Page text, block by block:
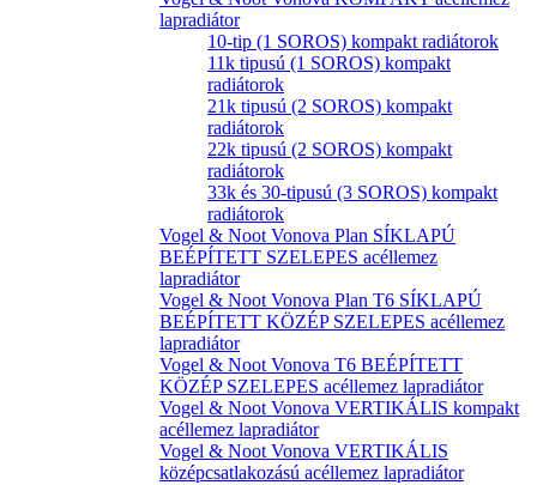
lapradiátor
10-tip (1 SOROS) kompakt radiátorok
11k tipusú (1 SOROS) kompakt
radiátorok
21k tipusú (2 SOROS) kompakt
radiátorok
22k tipusú (2 SOROS) kompakt
radiátorok
33k és 30-tipusú (3 SOROS) kompakt
radiátorok
Vogel & Noot Vonova Plan SÍKLAPÚ
BEÉPÍTETT SZELEPES acéllemez
lapradiátor
Vogel & Noot Vonova Plan T6 SÍKLAPÚ
BEÉPÍTETT KÖZÉP SZELEPES acéllemez
lapradiátor
Vogel & Noot Vonova T6 BEÉPÍTETT
KÖZÉP SZELEPES acéllemez lapradiátor
Vogel & Noot Vonova VERTIKÁLIS kompakt
acéllemez lapradiátor
Vogel & Noot Vonova VERTIKÁLIS
középcsatlakozású acéllemez lapradiátor